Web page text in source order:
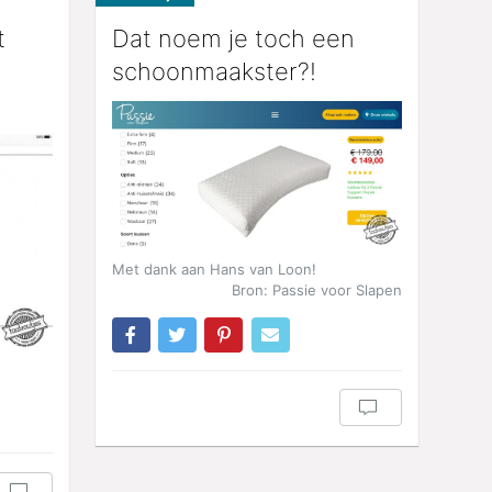
Dat noem je toch een
schoonmaakster?!
Met dank aan Hans van Loon!
Bron: Passie voor Slapen